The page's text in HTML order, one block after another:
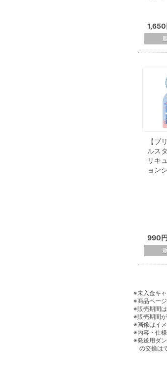
1,650
【プ
ルス
リキ
ョン
990円
※未入金キ
※商品ペー
※販売期間
※販売期間
※画像はイ
※内容・仕
※発送用ダ
の交換は